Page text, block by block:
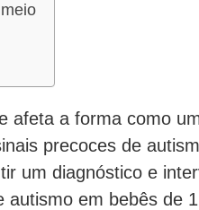
afeta a forma como
precoces de
um diagnóstico e
autismo em bebês de